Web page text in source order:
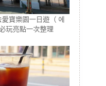
寶樂園一日遊（ 에
玩亮點一次整理